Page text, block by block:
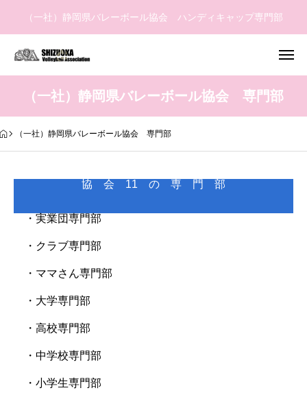
（一社）静岡県バレーボール協会 ハンディキャップ専門部
（一社）静岡県バレーボール協会 専門部
（一社）静岡県バレーボール協会 専門部
協 会 11 の 専 門 部
・実業団専門部
・クラブ専門部
・ママさん専門部
・大学専門部
・高校専門部
・中学校専門部
・小学生専門部